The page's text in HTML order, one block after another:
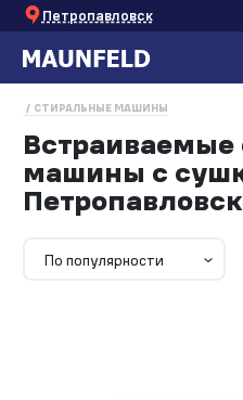
Петропавловск
СТИРАЛЬНЫЕ МАШИНЫ
машины с
По популярности